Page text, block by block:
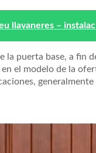
llavaneres –
puerta base, a fin
el modelo de la